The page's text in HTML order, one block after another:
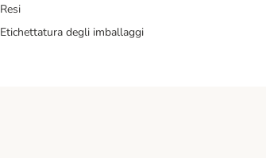
Resi
Etichettatura degli imballaggi